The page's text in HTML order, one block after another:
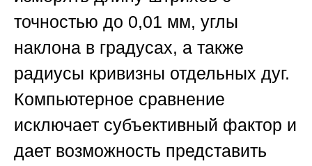
точностью до 0,01 мм, углы
наклона в градусах, а также
радиусы кривизны отдельных дуг.
Компьютерное сравнение
исключает субъективный фактор и
дает возможность представить